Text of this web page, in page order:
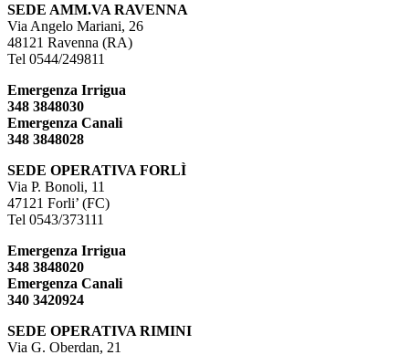
SEDE AMM.VA RAVENNA
Via Angelo Mariani, 26
48121 Ravenna (RA)
Tel 0544/249811
Emergenza Irrigua
348 3848030
Emergenza Canali
348 3848028
SEDE OPERATIVA FORLÌ
Via P. Bonoli, 11
47121 Forli’ (FC)
Tel 0543/373111
Emergenza Irrigua
348 3848020
Emergenza Canali
340 3420924
SEDE OPERATIVA RIMINI
Via G. Oberdan, 21